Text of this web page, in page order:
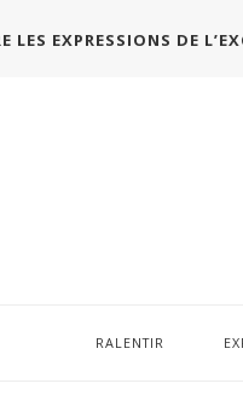
EXPRESSIONS DE
RALENTIR